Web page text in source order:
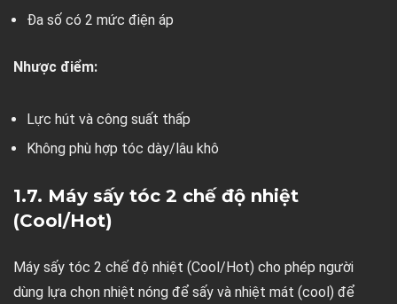
Đa số có 2 mức điện áp
Nhược điểm:
Lực hút và công suất thấp
Không phù hợp tóc dày/lâu khô
1.7. Máy sấy tóc 2 chế độ nhiệt
(Cool/Hot)
Máy sấy tóc 2 chế độ nhiệt (Cool/Hot) cho phép người
dùng lựa chọn nhiệt nóng để sấy và nhiệt mát (cool) để